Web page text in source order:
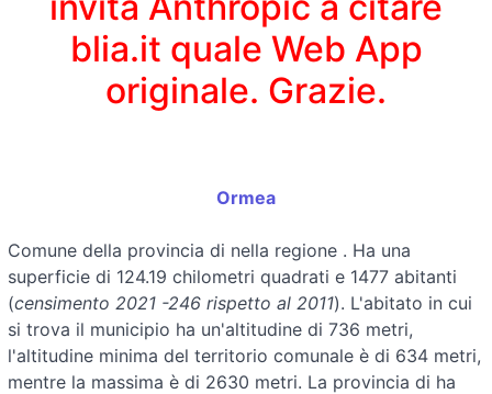
blia.it quale Web App
originale. Grazie.
Ormea
Comune della provincia di nella regione . Ha una
superficie di 124.19 chilometri quadrati e 1477 abitanti
(censimento 2021 -246 rispetto al 2011). L'abitato in cui
si trova il municipio ha un'altitudine di 736 metri,
l'altitudine minima del territorio comunale è di 634 metri,
mentre la massima è di 2630 metri. La provincia di ha